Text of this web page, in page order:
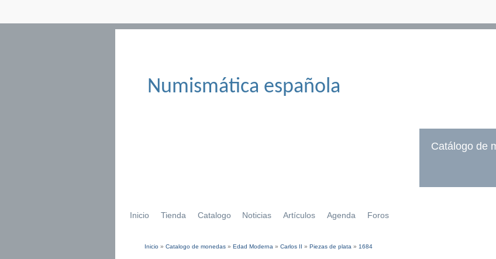
Numismática española
Catálogo de
Inicio Tienda Catalogo Noticias Artículos Agenda Foros
Inicio » Catalogo de monedas » Edad Moderna » Carlos II » Piezas de plata » 1684